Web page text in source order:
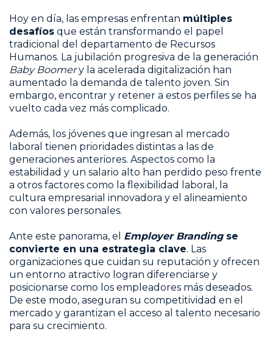
Hoy en día, las empresas enfrentan múltiples
desafíos que están transformando el papel
tradicional del departamento de Recursos
Humanos. La jubilación progresiva de la generación
Baby Boomery la acelerada digitalización han
aumentado la demanda de talento joven. Sin
embargo, encontrar y retener a estos perfiles se ha
vuelto cada vez más complicado.
Además, los jóvenes que ingresan al mercado
laboral tienen prioridades distintas a las de
generaciones anteriores. Aspectos como la
estabilidad y un salario alto han perdido peso frente
a otros factores como la flexibilidad laboral, la
cultura empresarial innovadora y el alineamiento
con valores personales.
Ante este panorama, el Employer Brandingse
convierte en una estrategia clave. Las
organizaciones que cuidan su reputación y ofrecen
un entorno atractivo logran diferenciarse y
posicionarse como los empleadores más deseados.
De este modo, aseguran su competitividad en el
mercado y garantizan el acceso al talento necesario
para su crecimiento.